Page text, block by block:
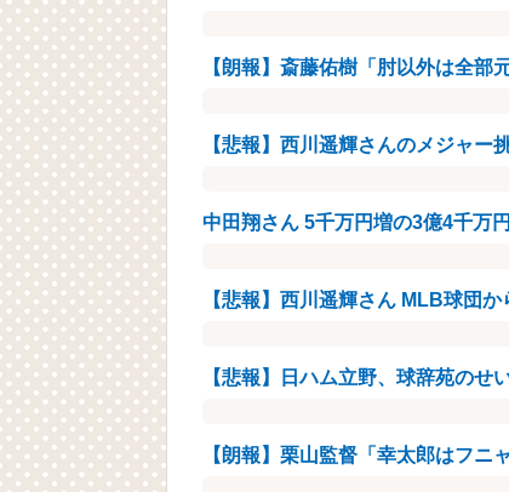
【朗報】斎藤佑樹「肘以外は全部元
【悲報】西川遥輝さんのメジャー
中田翔さん 5千万円増の3億4千万
【悲報】西川遥輝さん MLB球団
【悲報】日ハム立野、球辞苑のせ
【朗報】栗山監督「幸太郎はフニ